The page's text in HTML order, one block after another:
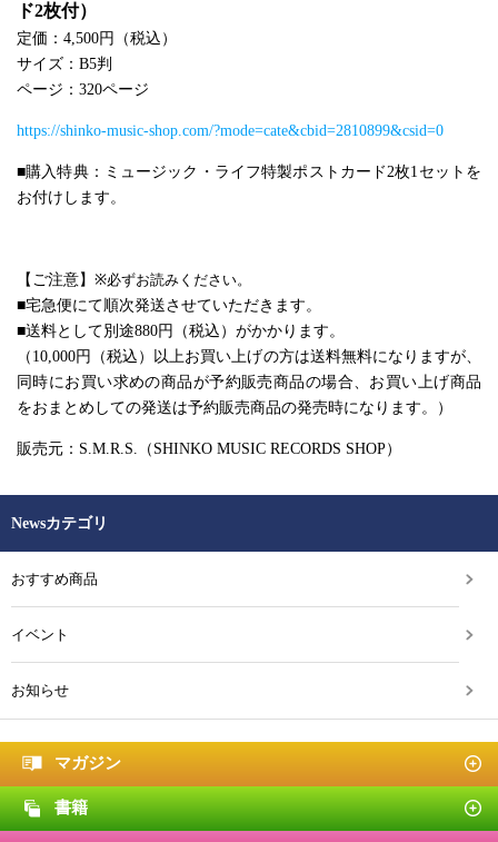
ド2枚付）
定価：4,500円（税込）
サイズ：B5判
ページ：320ページ
https://shinko-music-shop.com/?mode=cate&cbid=2810899&csid=0
■購入特典：ミュージック・ライフ特製ポストカード2枚1セットを
お付けします。
【ご注意】 ※必ずお読みください。
■宅急便にて順次発送させていただきます。
■送料として別途880円（税込）がかかります。
（10,000円（税込）以上お買い上げの方は送料無料になりますが、
同時にお買い求めの商品が予約販売商品の場合、お買い上げ商品
をおまとめしての発送は予約販売商品の発売時になります。）
販売元：S.M.R.S.（SHINKO MUSIC RECORDS SHOP）
Newsカテゴリ
おすすめ商品
イベント
お知らせ
マガジン
書籍